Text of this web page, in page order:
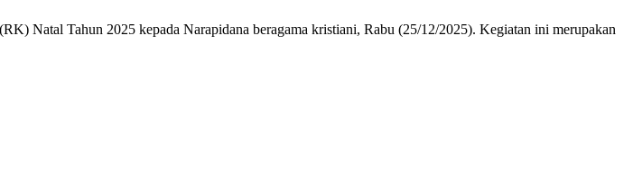
Natal Tahun 2025 kepada Narapidana beragama kristiani, Rabu (25/12/2025). Kegiatan ini merupakan